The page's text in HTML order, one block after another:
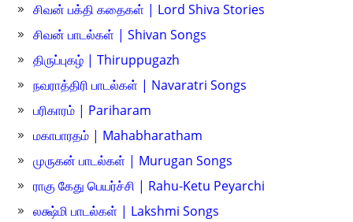
சிவன் பக்தி கதைகள் | Lord Shiva Stories
சிவன் பாடல்கள் | Shivan Songs
திருப்புகழ் | Thiruppugazh
நவராத்திரி பாடல்கள் | Navaratri Songs
பரிகாரம் | Pariharam
மகாபாரதம் | Mahabharatham
முருகன் பாடல்கள் | Murugan Songs
ராகு கேது பெயர்ச்சி | Rahu-Ketu Peyarchi
லக்ஷ்மி பாடல்கள் | Lakshmi Songs